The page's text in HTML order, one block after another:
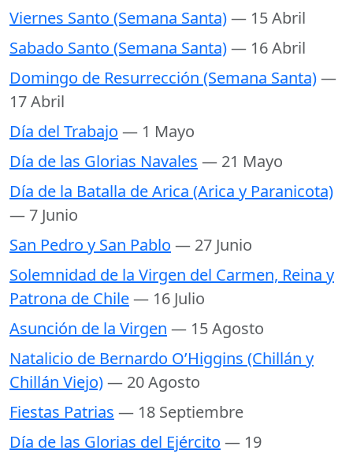
Viernes Santo (Semana Santa)— 15 Abril
Sabado Santo (Semana Santa)— 16 Abril
Domingo de Resurrección (Semana Santa)—
17 Abril
Día del Trabajo — 1 Mayo
Día de las Glorias Navales — 21 Mayo
Día de la Batalla de Arica (Arica y Paranicota)
— 7 Junio
San Pedro y San Pablo — 27 Junio
Solemnidad de la Virgen del Carmen, Reina y
Patrona de Chile— 16 Julio
Asunción de la Virgen — 15 Agosto
Natalicio de Bernardo O’Higgins (Chillán y
Chillán Viejo)— 20 Agosto
Fiestas Patrias — 18 Septiembre
Día de las Glorias del Ejército — 19